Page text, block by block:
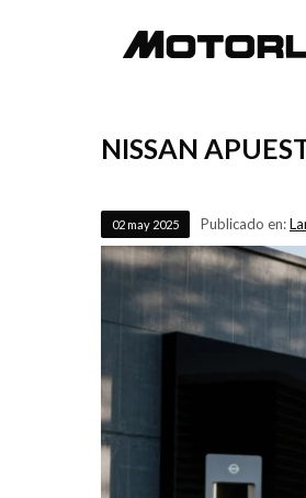
NISSAN
02 may 2025 Publicado en: